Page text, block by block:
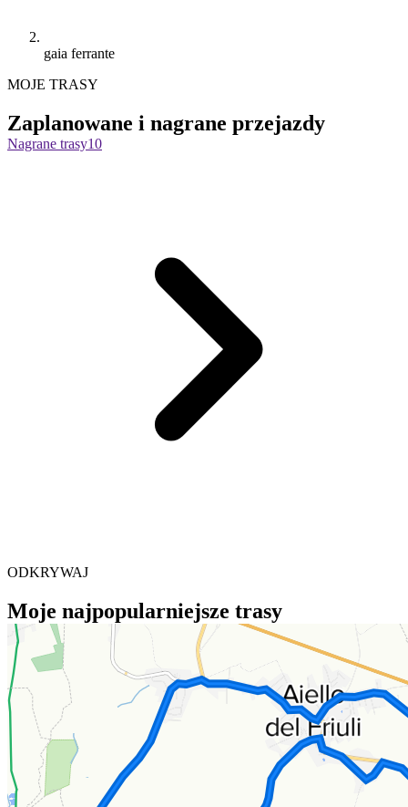
gaia ferrante
MOJE TRASY
Zaplanowane i nagrane przejazdy
Nagrane trasy10
ODKRYWAJ
Moje najpopularniejsze trasy